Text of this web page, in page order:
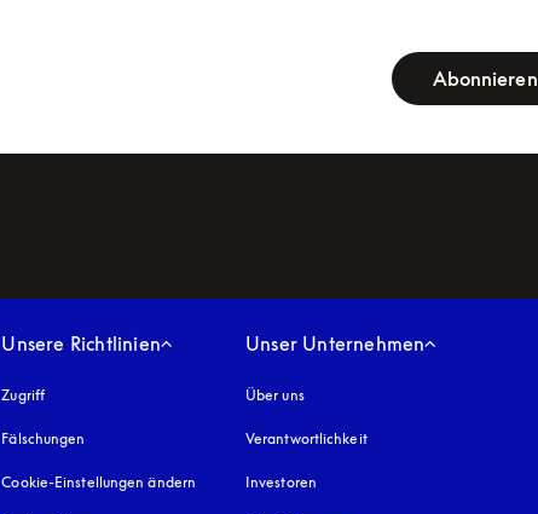
Abonnieren
Unsere Richtlinien
Zugriff öffnet sich in einem neuen Tab
Fälschungen öffnet sich in einem neuen Tab
Cookie-Einstellungen ändern
Unser Unternehmen
Über uns
Verantwortlichkeit
Investoren